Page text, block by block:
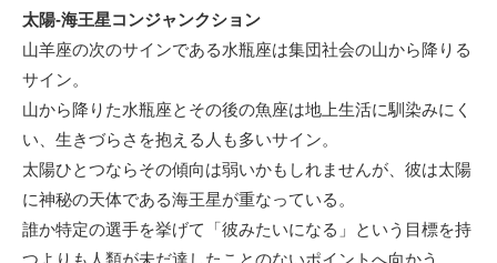
太陽-海王星コンジャンクション
山羊座の次のサインである水瓶座は集団社会の山から降りる
サイン。
山から降りた水瓶座とその後の魚座は地上生活に馴染みにく
い、生きづらさを抱える人も多いサイン。
太陽ひとつならその傾向は弱いかもしれませんが、彼は太陽
に神秘の天体である海王星が重なっている。
誰か特定の選手を挙げて「彼みたいになる」という目標を持
つよりも人類が未だ達したことのないポイントへ向かう。